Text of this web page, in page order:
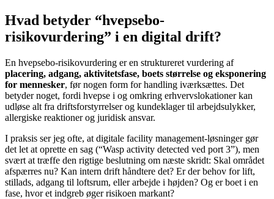
Hvad betyder “hvepsebo-
risikovurdering” i en digital drift?
En hvepsebo-risikovurdering er en struktureret vurdering af
placering, adgang, aktivitetsfase, boets størrelse og eksponering
for mennesker, før nogen form for handling iværksættes. Det
betyder noget, fordi hvepse i og omkring erhvervslokationer kan
udløse alt fra driftsforstyrrelser og kundeklager til arbejdsulykker,
allergiske reaktioner og juridisk ansvar.
I praksis ser jeg ofte, at digitale facility management-løsninger gør
det let at oprette en sag (“Wasp activity detected ved port 3”), men
svært at træffe den rigtige beslutning om næste skridt: Skal området
afspærres nu? Kan intern drift håndtere det? Er der behov for lift,
stillads, adgang til loftsrum, eller arbejde i højden? Og er boet i en
fase, hvor et indgreb øger risikoen markant?